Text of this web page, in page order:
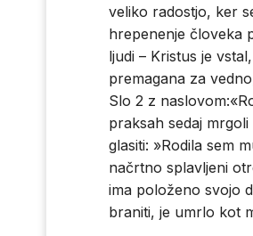
veliko radostjo, ker
hrepenenje človeka
ljudi – Kristus je
premagana za
Slo 2 z
praksah sedaj
glasiti: »Rodila sem
načrtno splavljeni
ima položeno svojo
braniti, je umrlo kot